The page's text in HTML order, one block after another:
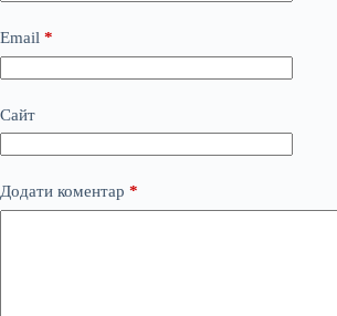
Email *
Сайт
Додати коментар *